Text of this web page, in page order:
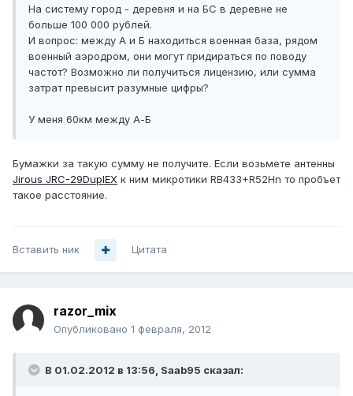
На систему город - деревня и на БС в деревне не
больше 100 000 рублей.
И вопрос: между А и Б находиться военная база, рядом
военный аэродром, они могут придираться по поводу
частот? Возможно ли получиться лицензию, или сумма
затрат превысит разумные цифры?
У меня 60км между А-Б
Бумажки за такую сумму не получите. Если возьмете антенны
Jirous JRC-29DuplEX к ним микротики RB433+R52Hn то пробъет
такое расстояние.
Вставить ник Цитата
razor_mix
Опубликовано 1 февраля, 2012
В 01.02.2012 в 13:56, Saab95 сказал: